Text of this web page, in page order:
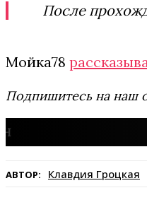
После
Мойка78
Подпишитесь на наш
АВТОР: Клавдия Гроцкая